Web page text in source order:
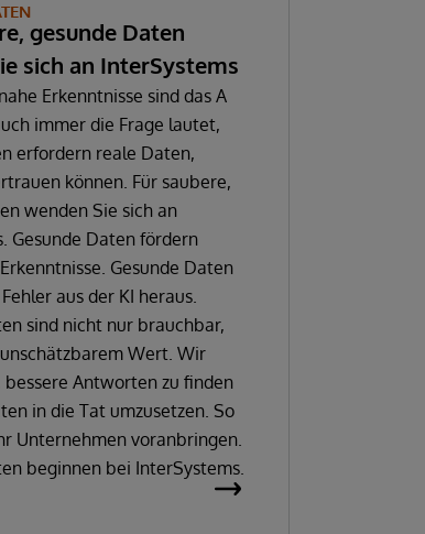
gesunde Daten
sich an InterSystems
Erkenntnisse sind das A
immer die Frage lautet,
erfordern reale Daten,
können. Für saubere,
wenden Sie sich an
Gesunde Daten fördern
Gesunde Daten
aus der KI heraus.
sind nicht nur brauchbar,
Wert. Wir
bessere Antworten zu finden
in die Tat umzusetzen. So
Unternehmen voranbringen.
beginnen bei InterSystems.